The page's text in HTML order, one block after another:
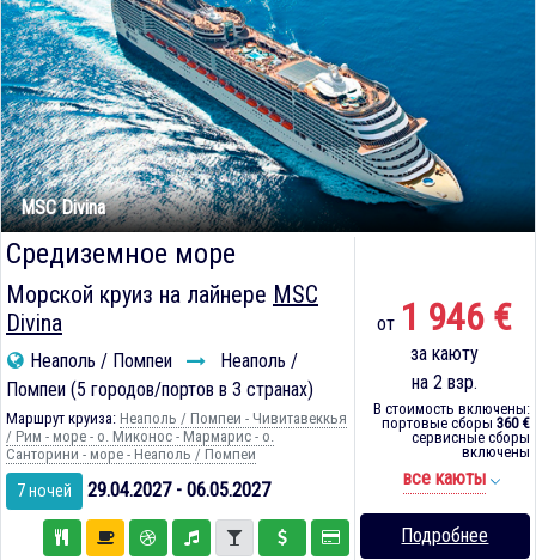
MSC Divina
Средиземное море
Морской круиз на лайнере MSC
Divina
Неаполь / Помпеи
Неаполь /
Помпеи (5 городов/портов в 3 странах)
Маршрут круиза: Неаполь / Помпеи - Чивитавеккья
/ Рим - море - о. Миконос - Мармарис - о.
Санторини - море - Неаполь / Помпеи
7 ночей 29.04.2027 - 06.05.2027
от 1 946 €
за каюту
на 2 взр.
В стоимость включены:
портовые сборы 360 €
сервисные сборы
включены
все каюты
Подробнее